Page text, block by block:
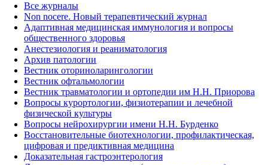
Все журналы
Non nocere. Новый терапевтический журнал
Адаптивная медицинская иммунология и вопросы
общественного здоровья
Анестезиология и реаниматология
Архив патологии
Вестник оториноларингологии
Вестник офтальмологии
Вестник травматологии и ортопедии им Н.Н. Приорова
Вопросы курортологии, физиотерапии и лечебной
физической культуры
Вопросы нейрохирургии имени Н.Н. Бурденко
Восстановительные биотехнологии, профилактическая,
цифровая и предиктивная медицина
Доказательная гастроэнтерология